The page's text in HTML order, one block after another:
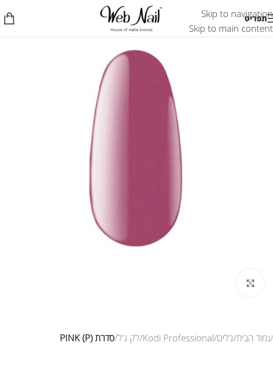
Skip to navigation
Skip to main content
תפריט
אזל המלאי
לחץ להגדלת התמונה
עמוד הבית ג’לים Kodi Professional לק ג'ל סדרת PINK (P)